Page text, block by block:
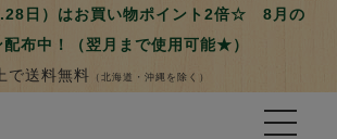
日）はお買い物ポイント2倍☆ 8月の
配布中！（翌月まで使用可能★）
で送料無料 （北海道・沖縄を除く）